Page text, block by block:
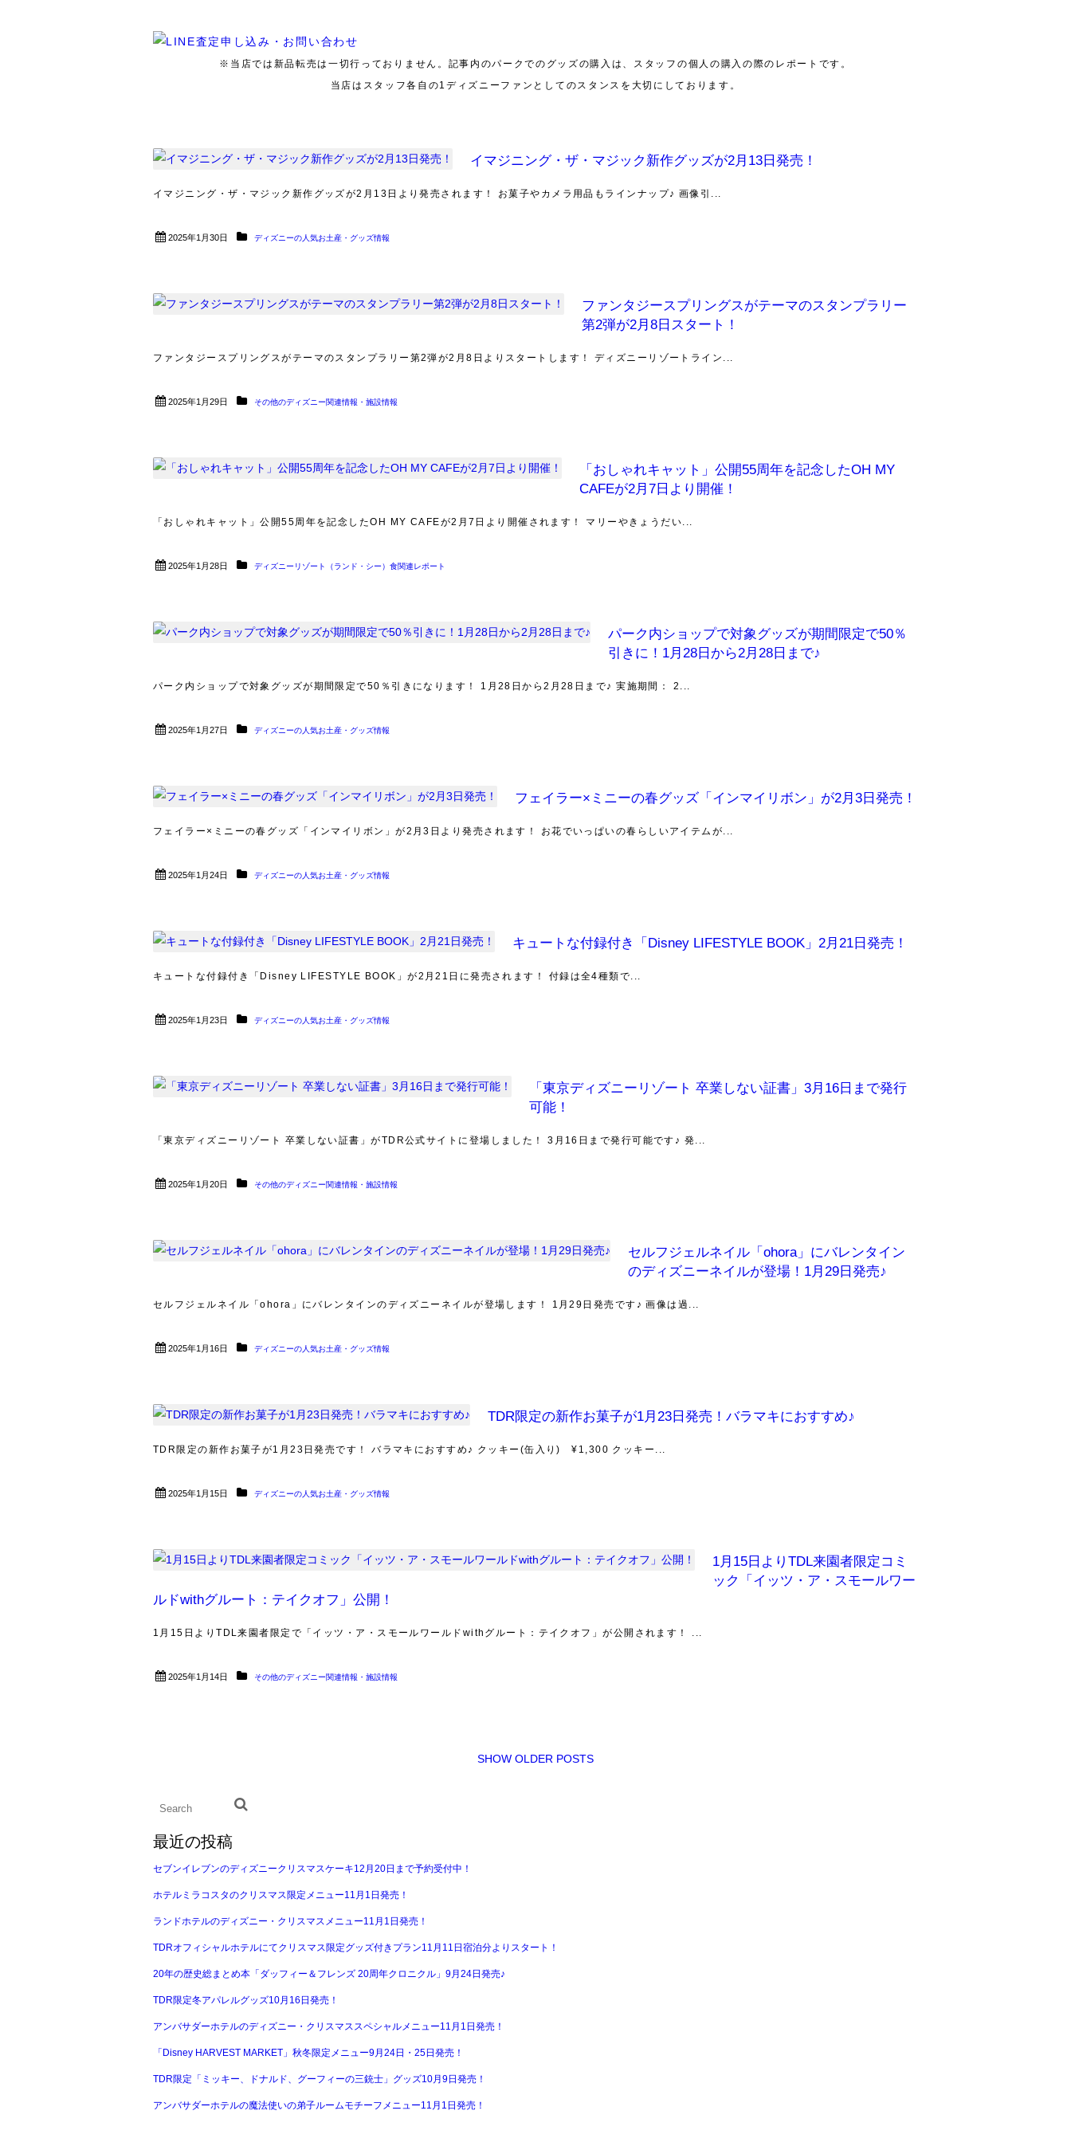
※当店では新品転売は一切行っておりません。記事内のパークでのグッズの購入は、スタッフの個人の購入の際のレポートです。
当店はスタッフ各自の1ディズニーファンとしてのスタンスを大切にしております。
イマジニング・ザ・マジック新作グッズが2月13日発売！
イマジニング・ザ・マジック新作グッズが2月13日より発売されます！ お菓子やカメラ用品もラインナップ♪ 画像引...
2025年1月30日 ディズニーの人気お土産・グッズ情報
ファンタジースプリングスがテーマのスタンプラリー
第2弾が2月8日スタート！
ファンタジースプリングスがテーマのスタンプラリー第2弾が2月8日よりスタートします！ ディズニーリゾートライン...
2025年1月29日 その他のディズニー関連情報・施設情報
「おしゃれキャット」公開55周年を記念したOH MY
CAFEが2月7日より開催！
「おしゃれキャット」公開55周年を記念したOH MY CAFEが2月7日より開催されます！ マリーやきょうだい...
2025年1月28日 ディズニーリゾート（ランド・シー）食関連レポート
パーク内ショップで対象グッズが期間限定で50％
引きに！1月28日から2月28日まで♪
パーク内ショップで対象グッズが期間限定で50％引きになります！ 1月28日から2月28日まで♪ 実施期間： 2...
2025年1月27日 ディズニーの人気お土産・グッズ情報
フェイラー×ミニーの春グッズ「インマイリボン」が2月3日発売！
フェイラー×ミニーの春グッズ「インマイリボン」が2月3日より発売されます！ お花でいっぱいの春らしいアイテムが...
2025年1月24日 ディズニーの人気お土産・グッズ情報
キュートな付録付き「Disney LIFESTYLE BOOK」2月21日発売！
キュートな付録付き「Disney LIFESTYLE BOOK」が2月21日に発売されます！ 付録は全4種類で...
2025年1月23日 ディズニーの人気お土産・グッズ情報
「東京ディズニーリゾート 卒業しない証書」3月16日まで発行
可能！
「東京ディズニーリゾート 卒業しない証書」がTDR公式サイトに登場しました！ 3月16日まで発行可能です♪ 発...
2025年1月20日 その他のディズニー関連情報・施設情報
セルフジェルネイル「ohora」にバレンタイン
のディズニーネイルが登場！1月29日発売♪
セルフジェルネイル「ohora」にバレンタインのディズニーネイルが登場します！ 1月29日発売です♪ 画像は過...
2025年1月16日 ディズニーの人気お土産・グッズ情報
TDR限定の新作お菓子が1月23日発売！バラマキにおすすめ♪
TDR限定の新作お菓子が1月23日発売です！ バラマキにおすすめ♪ クッキー(缶入り) ¥1,300 クッキー...
2025年1月15日 ディズニーの人気お土産・グッズ情報
1月15日よりTDL来園者限定コミ
ック「イッツ・ア・スモールワー
ルドwithグルート：テイクオフ」公開！
1月15日よりTDL来園者限定で「イッツ・ア・スモールワールドwithグルート：テイクオフ」が公開されます！ ...
2025年1月14日 その他のディズニー関連情報・施設情報
SHOW OLDER POSTS
最近の投稿
セブンイレブンのディズニークリスマスケーキ12月20日まで予約受付中！
ホテルミラコスタのクリスマス限定メニュー11月1日発売！
ランドホテルのディズニー・クリスマスメニュー11月1日発売！
TDRオフィシャルホテルにてクリスマス限定グッズ付きプラン11月11日宿泊分よりスタート！
20年の歴史総まとめ本「ダッフィー＆フレンズ 20周年クロニクル」9月24日発売♪
TDR限定冬アパレルグッズ10月16日発売！
アンバサダーホテルのディズニー・クリスマススペシャルメニュー11月1日発売！
「Disney HARVEST MARKET」秋冬限定メニュー9月24日・25日発売！
TDR限定「ミッキー、ドナルド、グーフィーの三銃士」グッズ10月9日発売！
アンバサダーホテルの魔法使いの弟子ルームモチーフメニュー11月1日発売！